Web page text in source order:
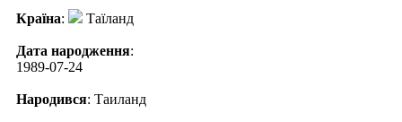
Країна: Таїланд
Дата народження:
1989-07-24
Народився: Таиланд